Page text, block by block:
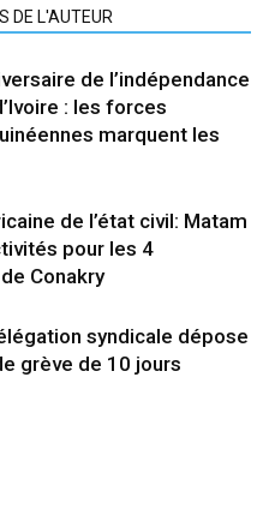
DE L'AUTEUR
de l’indépendance
: les forces
marquent les
de l’état civil: Matam
pour les 4
Conakry
syndicale dépose
grève de 10 jours